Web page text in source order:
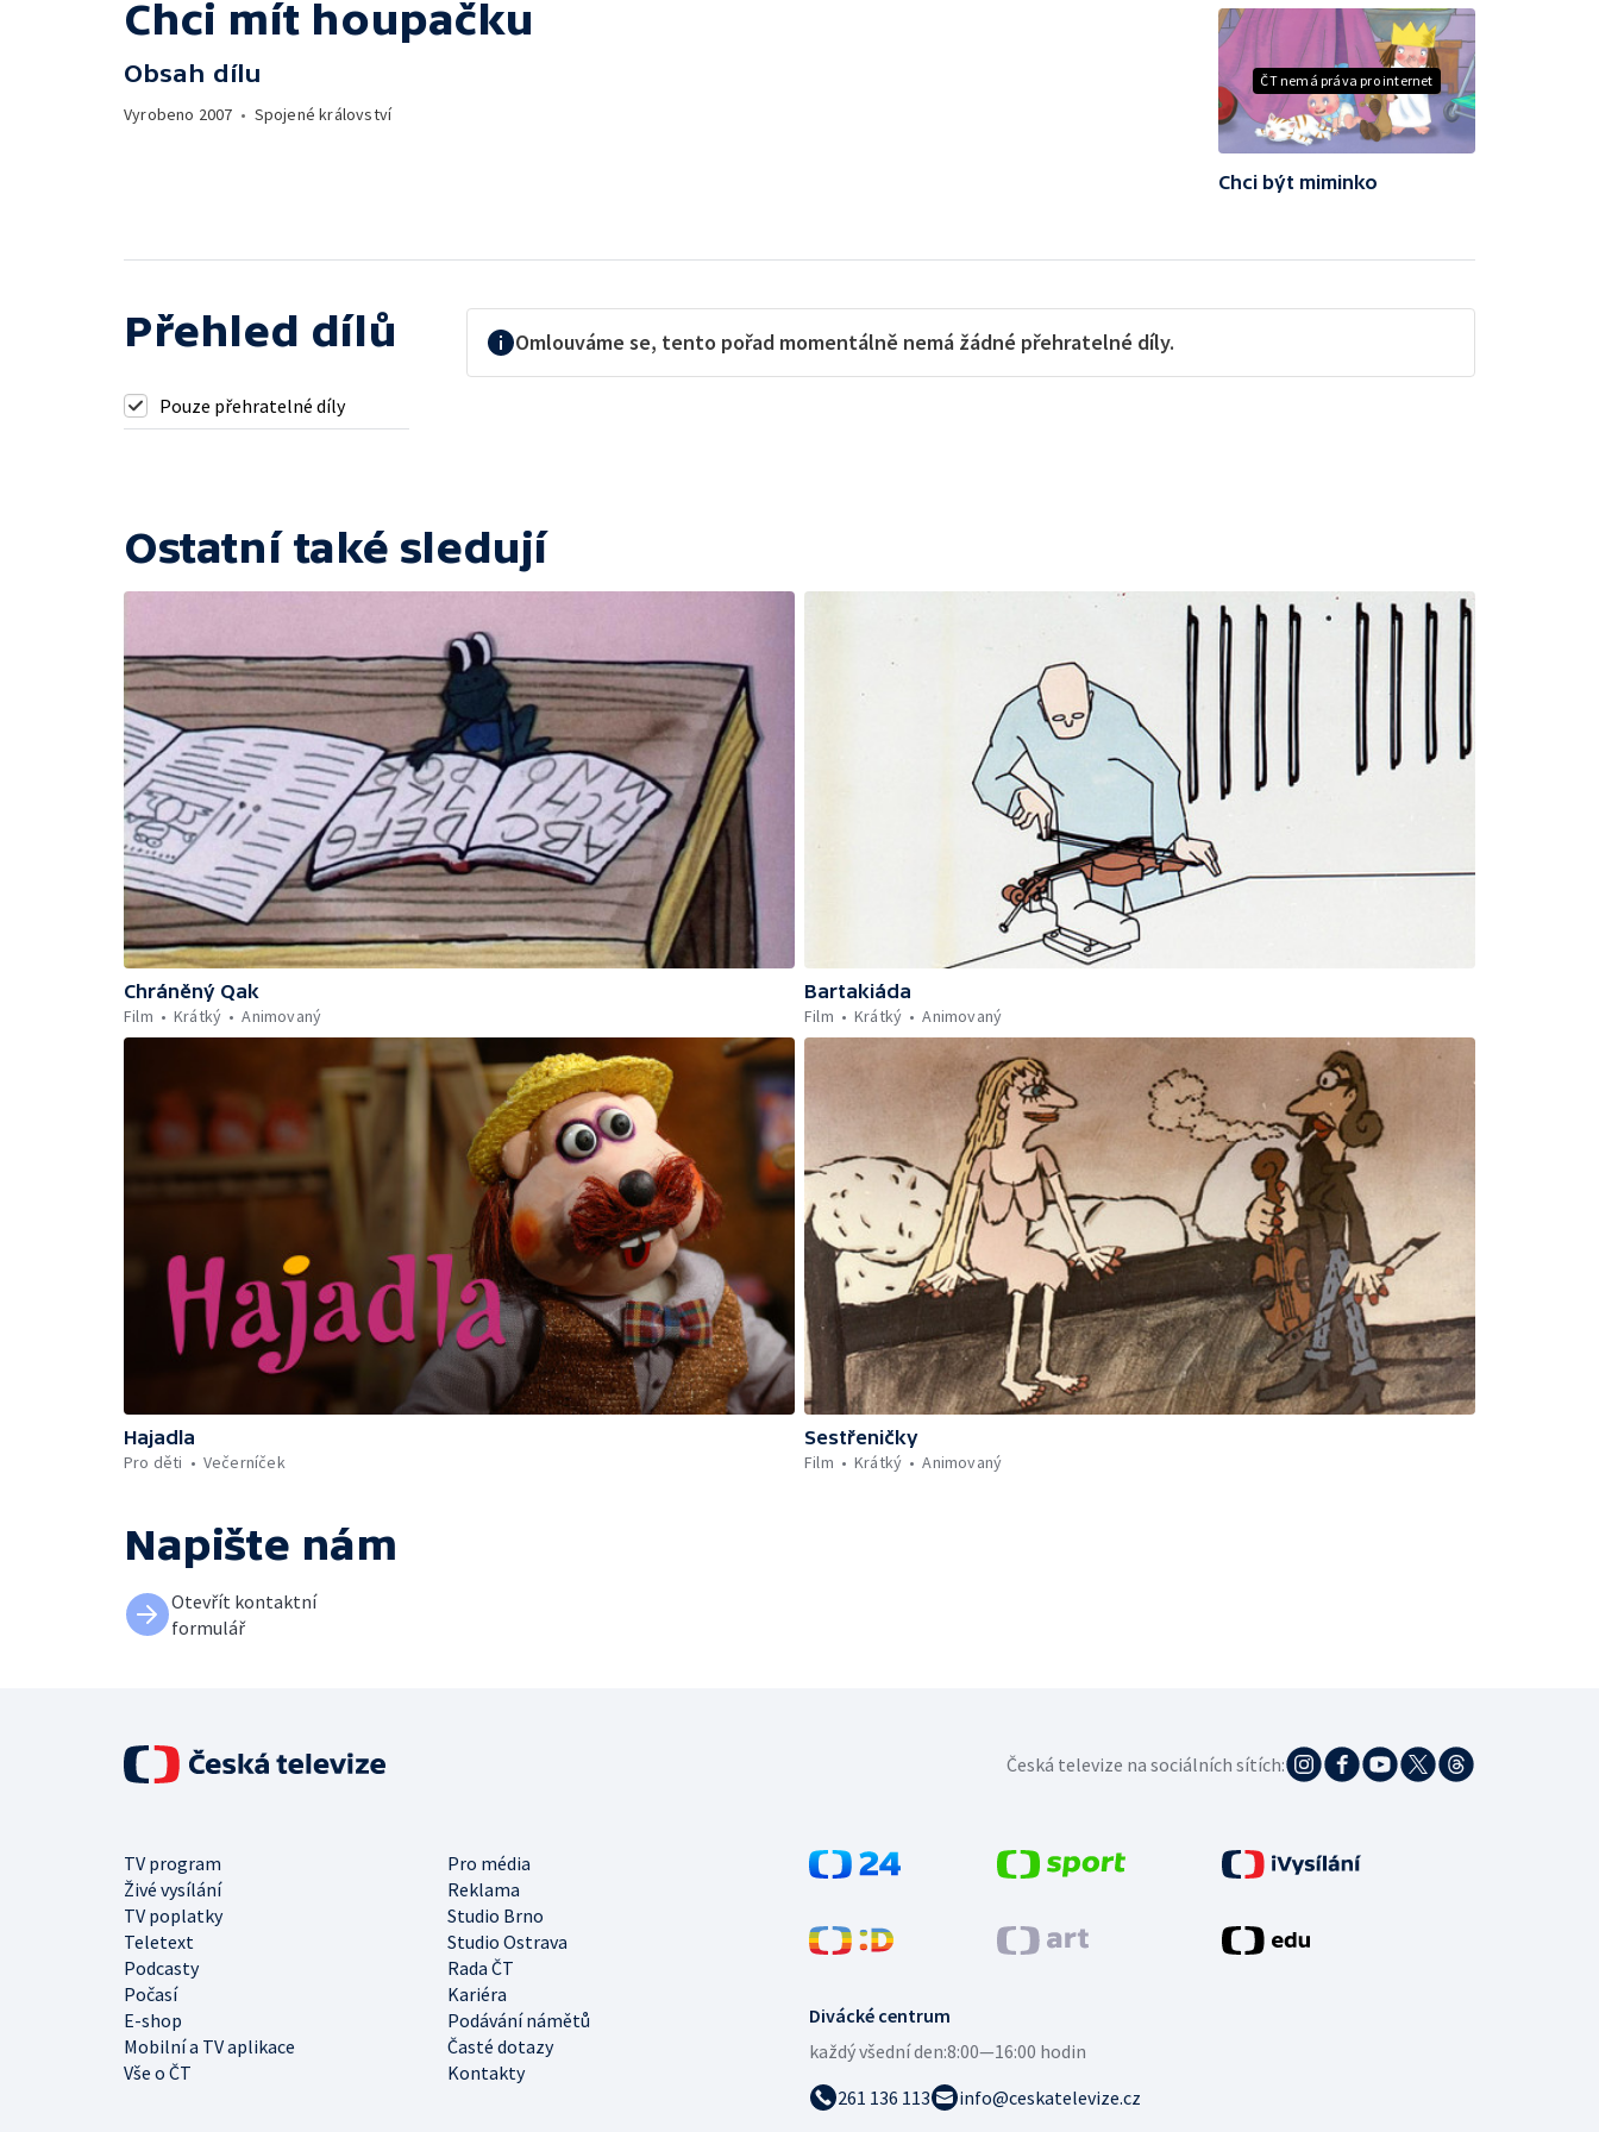
Chci mít houpačku
Obsah dílu
Vyrobeno 2007 • Spojené království
ČT nemá práva pro internet
Chci být miminko
Přehled dílů
Pouze přehratelné díly
Omlouváme se, tento pořad momentálně nemá žádné přehratelné díly.
Ostatní také sledují
Chráněný Qak
Film
Krátký Animovaný
Bartakiáda
Film
Krátký Animovaný
Hajadla
Pro děti
Večerníček
Sestřeničky
Film
Krátký Animovaný
Napište nám
Otevřít kontaktní
formulář
Divácké centrum
každý všední den:8:00—16:00 hodin
261 136 113
info@ceskatelevize.cz
TV program
Pro média
Živé vysílání
Reklama
TV poplatky
Studio Brno
Teletext
Studio Ostrava
Podcasty
Rada ČT
Počasí
Kariéra
E-shop
Podávání námětů
Mobilní a TV aplikace
Časté dotazy
Vše o ČT
Kontakty
Česká televize na sociálních sítích: